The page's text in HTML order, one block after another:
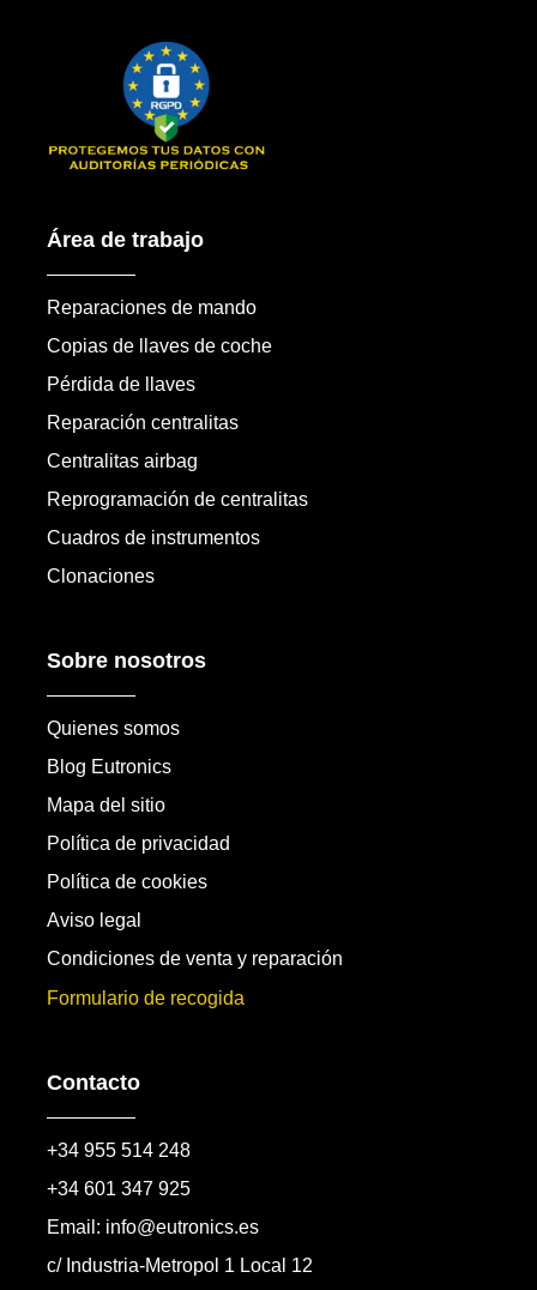
Área de trabajo
Reparaciones de mando
Copias de llaves de coche
Pérdida de llaves
Reparación centralitas
Centralitas airbag
Reprogramación de centralitas
Cuadros de instrumentos
Clonaciones
Sobre nosotros
Quienes somos
Blog Eutronics
Mapa del sitio
Política de privacidad
Política de cookies
Aviso legal
Condiciones de venta y reparación
Formulario de recogida
Contacto
+34 955 514 248
+34 601 347 925
Email: info@eutronics.es
c/ Industria-Metropol 1 Local 12